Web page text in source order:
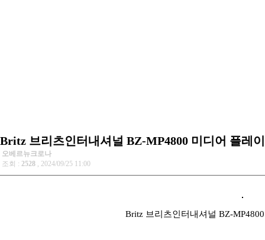
Britz 브리츠인터내셔널 BZ-MP4800 미디어 플레
오베르뉴크로나
조회 : 2528 , 2024/09/25 11:00
Britz 브리츠인터내셔널 BZ-